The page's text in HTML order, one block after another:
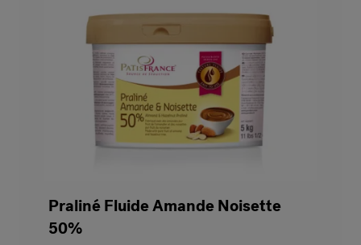
Praliné Fluide Amande Noisette
50%